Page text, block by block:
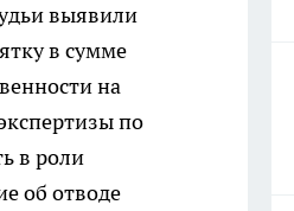
выявили
в сумме
на
по
в роли
об отводе